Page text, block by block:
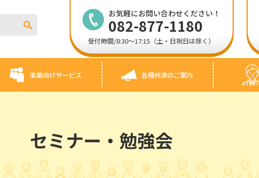
お気軽にお問い合わせください！
082-877-1180
受付時間/8:30～17:15（土・日祝日は除く）
事業向けサービス 各種共済のご案内
セミナー・勉強会